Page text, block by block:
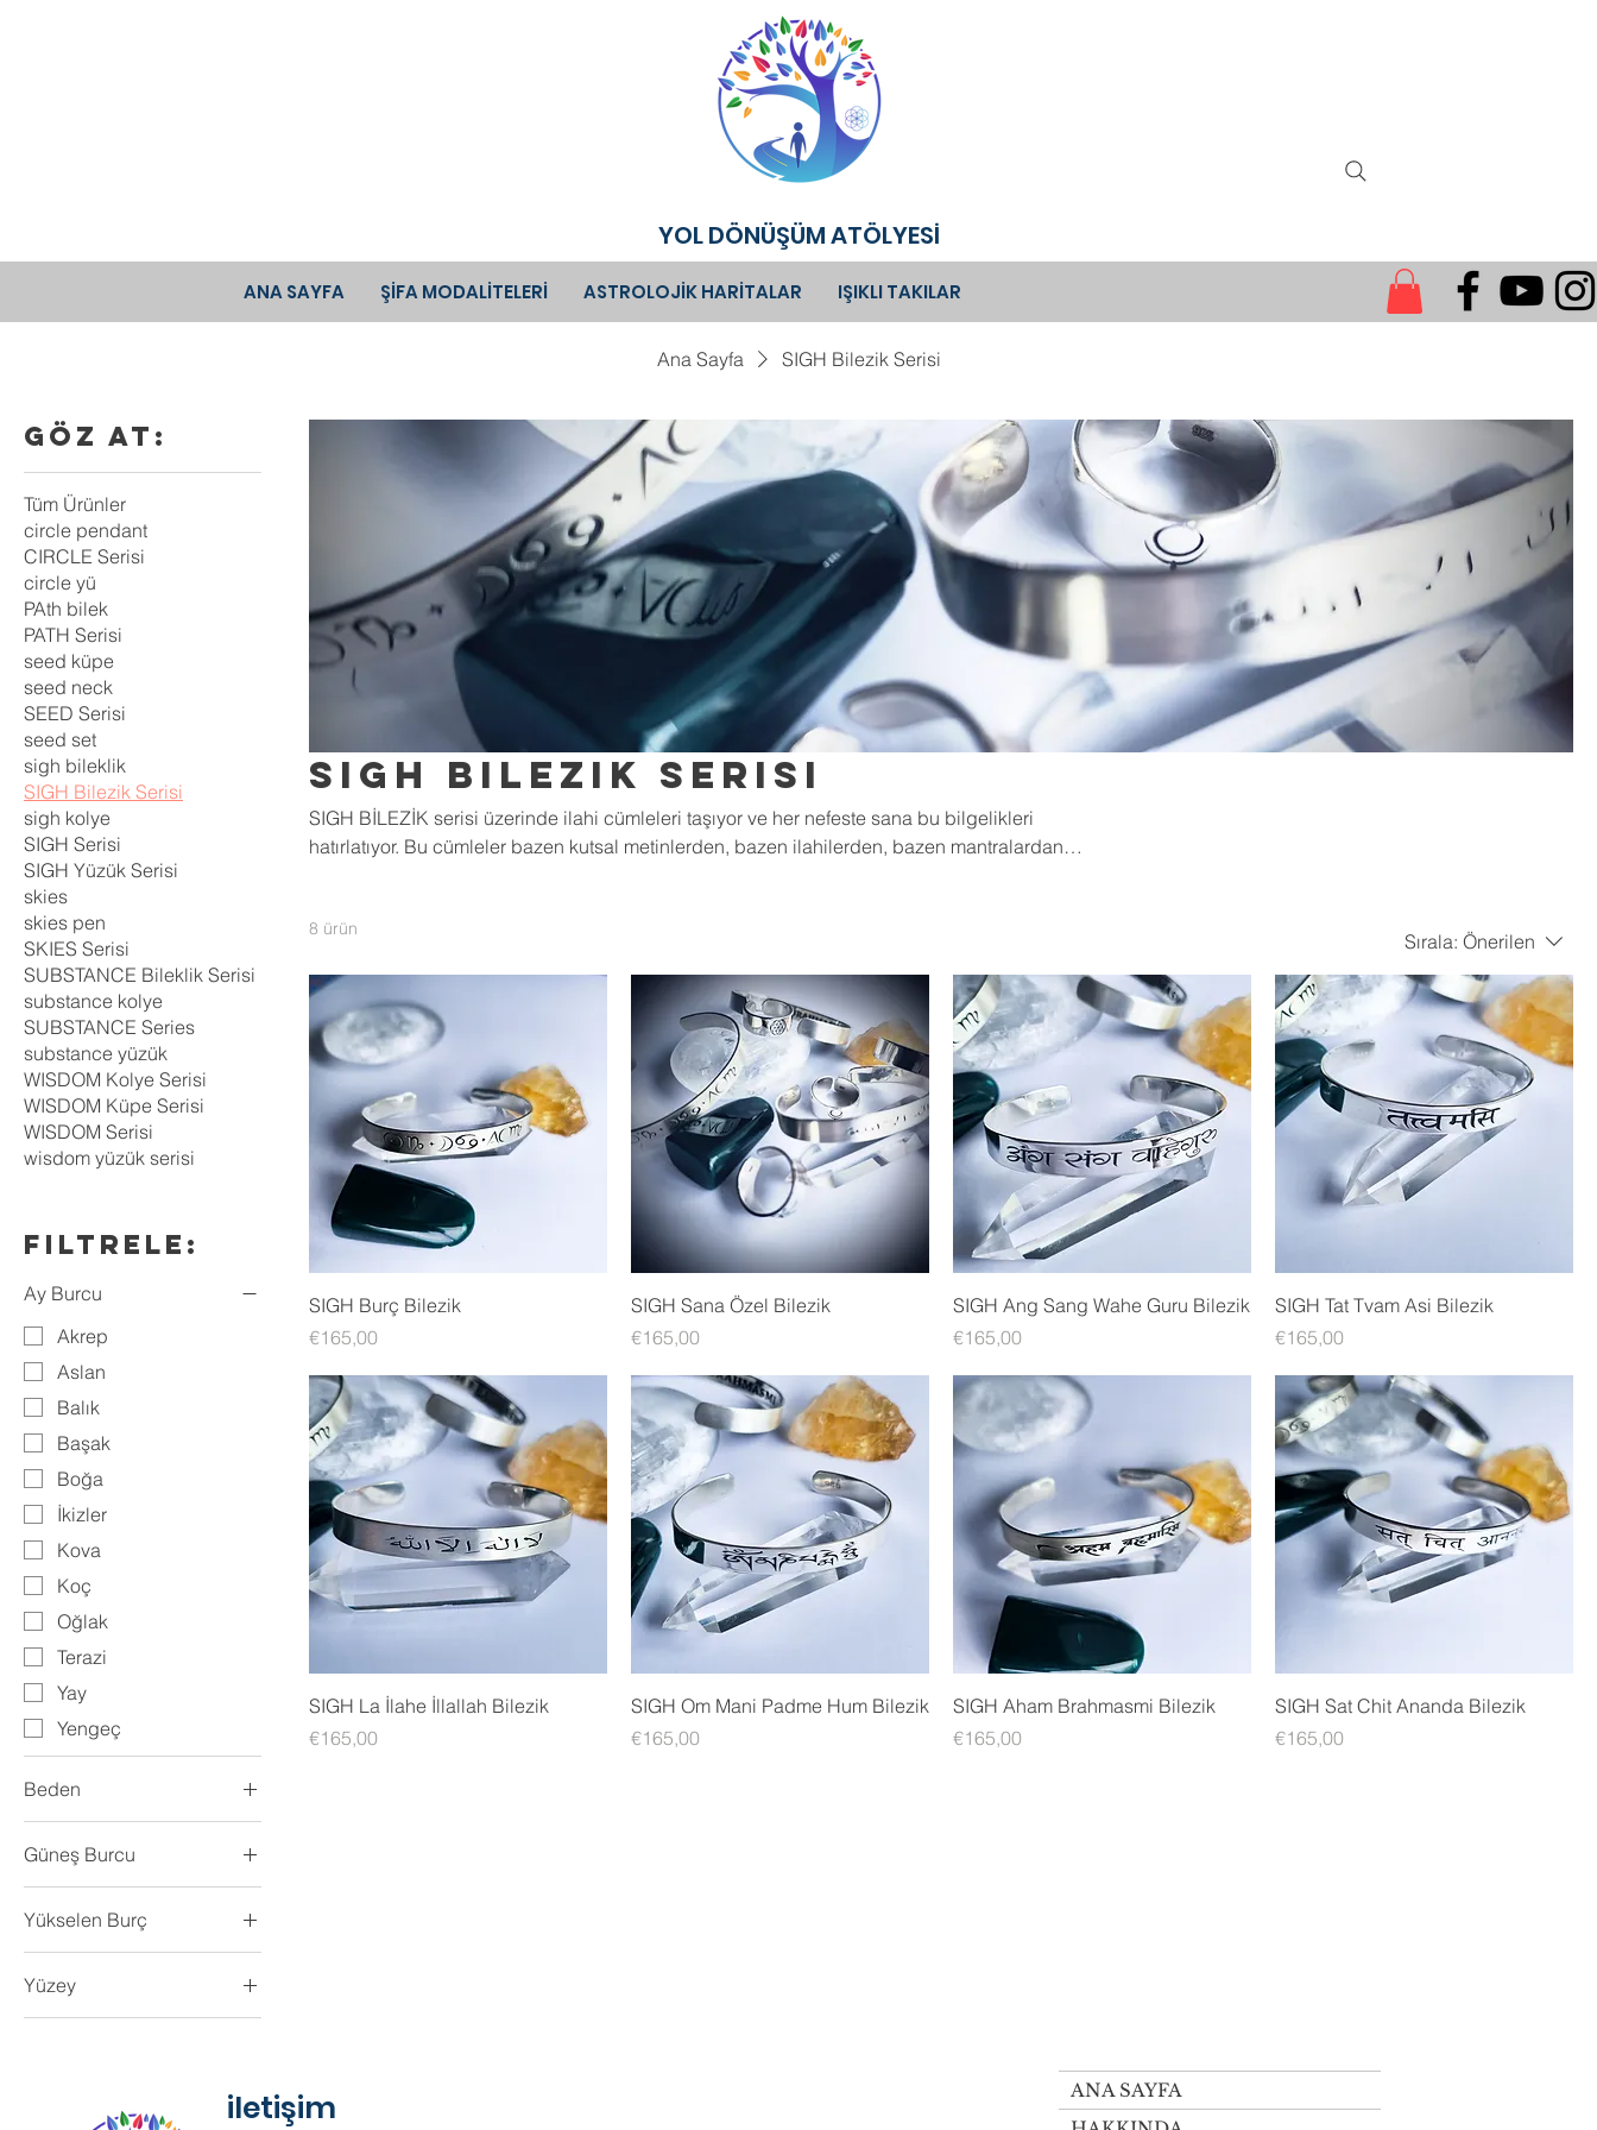
ANA SAYFA ŞİFA MODALİTELERİ ASTROLOJİK HARİTALAR IŞIKLI TAKILAR
YOL DÖNÜŞÜM ATÖLYESİ
Ana Sayfa SIGH Bilezik Serisi
Göz At:
Tüm Ürünler
circle pendant
CIRCLE Serisi
circle yü
PAth bilek
PATH Serisi
seed küpe
seed neck
SEED Serisi
seed set
sigh bileklik
SIGH Bilezik Serisi
sigh kolye
SIGH Serisi
SIGH Yüzük Serisi
skies
skies pen
SKIES Serisi
SUBSTANCE Bileklik Serisi
substance kolye
SUBSTANCE Series
substance yüzük
WISDOM Kolye Serisi
WISDOM Küpe Serisi
WISDOM Serisi
wisdom yüzük serisi
Filtrele:
Ay Burcu
Akrep
Aslan
Balık
Başak
Boğa
İkizler
Kova
Koç
Oğlak
Terazi
Yay
Yengeç
Beden
Güneş Burcu
Aslan
Başak
Yükselen Burç
Aslan
Yüzey
SIGH Bilezik Serisi
SIGH BİLEZİK serisi üzerinde ilahi cümleleri taşıyor ve her nefeste sana bu bilgelikleri
hatırlatıyor. Bu cümleler bazen kutsal metinlerden, bazen ilahilerden, bazen mantralardan
8 ürün
Sırala: Önerilen
SIGH Burç Bilezik
Fiyat
€165,00
SIGH Sana Özel Bilezik
Fiyat
€165,00
SIGH Ang Sang Wahe Guru Bilezik
Fiyat
€165,00
SIGH Tat Tvam Asi Bilezik
Fiyat
€165,00
SIGH La İlahe İllallah Bilezik
Fiyat
€165,00
SIGH Om Mani Padme Hum Bilezik
Fiyat
€165,00
SIGH Aham Brahmasmi Bilezik
Fiyat
€165,00
SIGH Sat Chit Ananda Bilezik
Fiyat
€165,00
iletişim
ANA SAYFA